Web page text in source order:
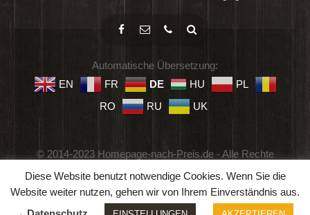
Automatische Übersetzung:
EN
FR DE HU
PL
RO
RU UK
© 2014-2023 Homepage-nach-Preis.de - Alle Rechte
Geschäftsbedingungen
Diese Website benutzt notwendige Cookies. Wenn Sie die
Website weiter nutzen, gehen wir von Ihrem Einverständnis aus.